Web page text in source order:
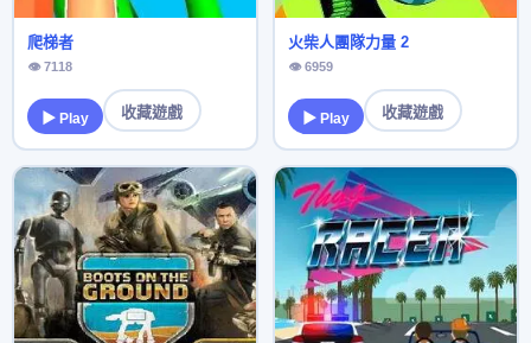
爬梯者
👁 7118
▶ Play 收藏遊戲
火柴人團隊力量 2
👁 6959
▶ Play 收藏遊戲